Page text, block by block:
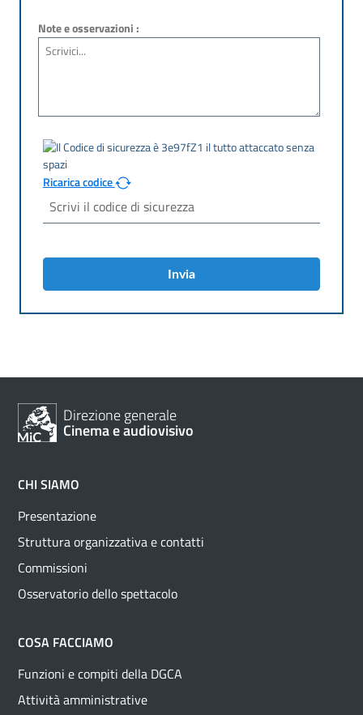
Note e osservazioni :
Ricarica codice
Invia
Direzione generale
Cinema e audiovisivo
CHI SIAMO
Presentazione
Struttura organizzativa e contatti
Commissioni
Osservatorio dello spettacolo
COSA FACCIAMO
Funzioni e compiti della DGCA
Attività amministrative